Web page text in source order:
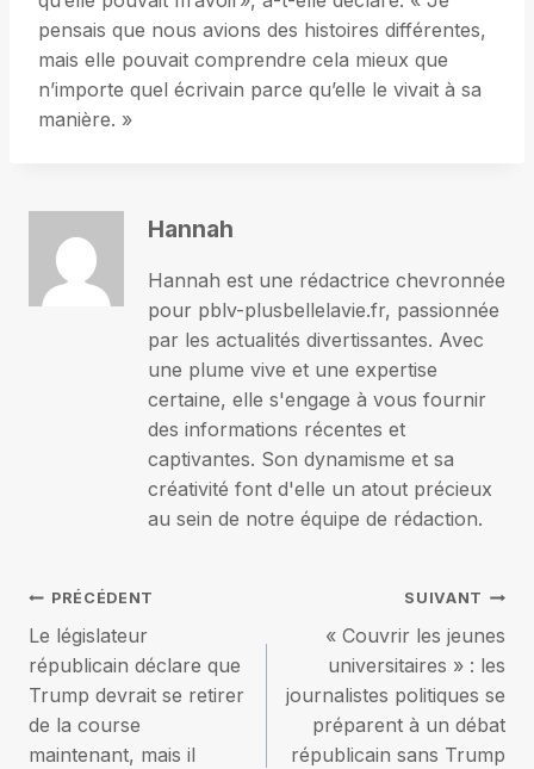
pensais que nous avions des histoires différentes,
mais elle pouvait comprendre cela mieux que
n’importe quel écrivain parce qu’elle le vivait à sa
manière. »
Hannah
Hannah est une rédactrice chevronnée
pour pblv-plusbellelavie.fr, passionnée
par les actualités divertissantes. Avec
une plume vive et une expertise
certaine, elle s'engage à vous fournir
des informations récentes et
captivantes. Son dynamisme et sa
créativité font d'elle un atout précieux
au sein de notre équipe de rédaction.
Navigation
de
l’article
PRÉCÉDENT
Le législateur
républicain déclare que
Trump devrait se retirer
de la course
maintenant, mais il
SUIVANT
« Couvrir les jeunes
universitaires » : les
journalistes politiques se
préparent à un débat
républicain sans Trump